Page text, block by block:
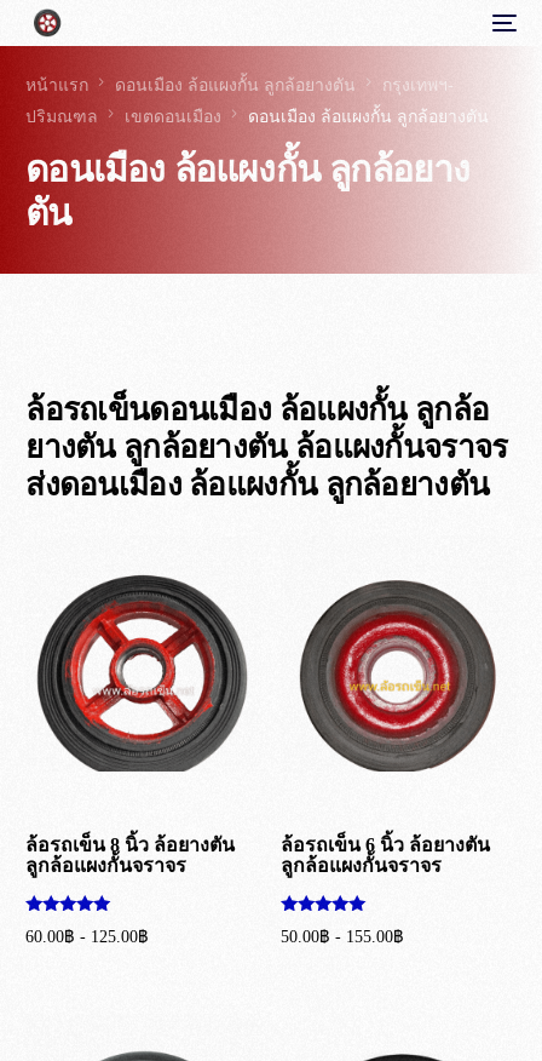
หน้าแรก ดอนเมือง ล้อแผงกั้น ลูกล้อยางตัน
กรุงเทพฯ-
ปริมณฑล
เขตดอนเมือง ดอนเมือง ล้อแผงกั้น ลูกล้อยางตัน
ดอนเมือง ล้อแผงกั้น ลูกล้อยาง
ตัน
ล้อรถเข็นดอนเมือง ล้อแผงกั้น ลูกล้อ
ยางตัน ลูกล้อยางตัน ล้อแผงกั้นจราจร
ส่งดอนเมือง ล้อแผงกั้น ลูกล้อยางตัน
ล้อรถเข็น 8 นิ้ว ล้อยางตัน
ลูกล้อแผงกั้นจราจร
ให้คะแนน
5.00
60.00฿ - 125.00฿
ล้อรถเข็น 6 นิ้ว ล้อยางตัน
ลูกล้อแผงกั้นจราจร
ให้คะแนน
5.00
50.00฿ - 155.00฿